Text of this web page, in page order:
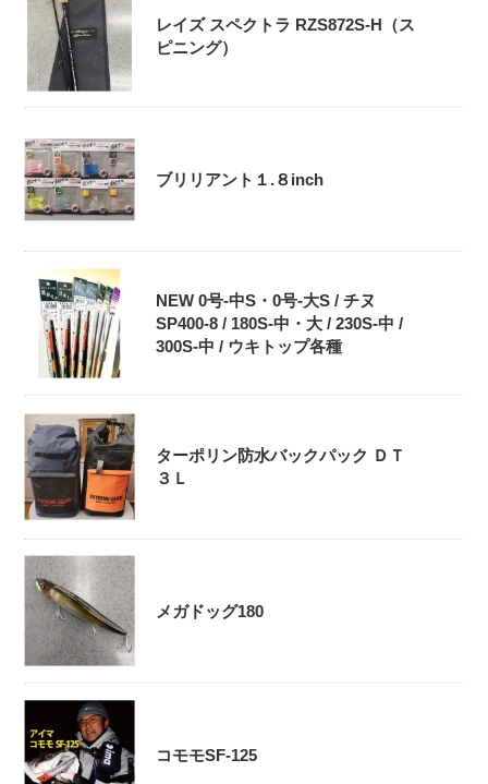
レイズ スペクトラ RZS872S-H（ス
ピニング）
ブリリアント１.８inch
NEW 0号-中S・0号‐大S / チヌ
SP400-8 / 180S-中・大 / 230S-中 /
300S-中 / ウキトップ各種
ターポリン防水バックパック ＤＴ
３Ｌ
メガドッグ180
コモモSF-125